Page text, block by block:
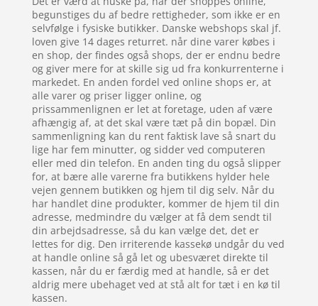
begunstiges du af bedre rettigheder, som ikke er en
selvfølge i fysiske butikker. Danske webshops skal jf.
loven give 14 dages returret. når dine varer købes i
en shop, der findes også shops, der er endnu bedre
og giver mere for at skille sig ud fra konkurrenterne i
markedet. En anden fordel ved online shops er, at
alle varer og priser ligger online, og
prissammenlignen er let at foretage, uden af være
afhængig af, at det skal være tæt på din bopæl. Din
sammenligning kan du rent faktisk lave så snart du
lige har fem minutter, og sidder ved computeren
eller med din telefon. En anden ting du også slipper
for, at bære alle varerne fra butikkens hylder hele
vejen gennem butikken og hjem til dig selv. Når du
har handlet dine produkter, kommer de hjem til din
adresse, medmindre du vælger at få dem sendt til
din arbejdsadresse, så du kan vælge det, det er
lettes for dig. Den irriterende kassekø undgår du ved
at handle online så gå let og ubesværet direkte til
kassen, når du er færdig med at handle, så er det
aldrig mere ubehaget ved at stå alt for tæt i en kø til
kassen.